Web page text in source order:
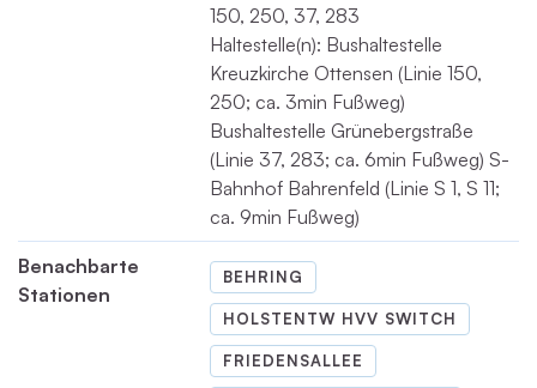
150, 250, 37, 283
Haltestelle(n): Bushaltestelle
Kreuzkirche Ottensen (Linie 150,
250; ca. 3min Fußweg)
Bushaltestelle Grünebergstraße
(Linie 37, 283; ca. 6min Fußweg) S-
Bahnhof Bahrenfeld (Linie S 1, S 11;
ca. 9min Fußweg)
Benachbarte
Stationen
BEHRING
HOLSTENTW HVV SWITCH
FRIEDENSALLEE